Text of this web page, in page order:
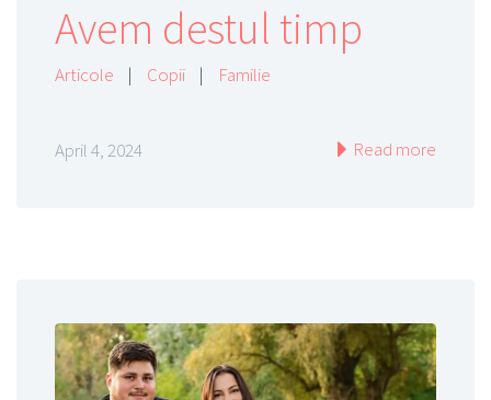
Avem destul timp
Articole | Copii | Familie
April 4, 2024 Read more